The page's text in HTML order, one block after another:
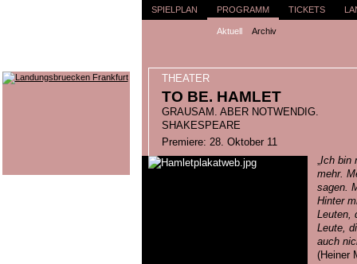
SPIELPLAN PROGRAMM
Aktuell Archiv
TICKETS
THEATER
TO BE. HAMLET
GRAUSAM. ABER NOTWENDIG.
SHAKESPEARE
Premiere: 28. Oktober 11
„Ich bin
mehr.
sagen.
Hinter
Leuten,
Leute,
auch
(Heiner